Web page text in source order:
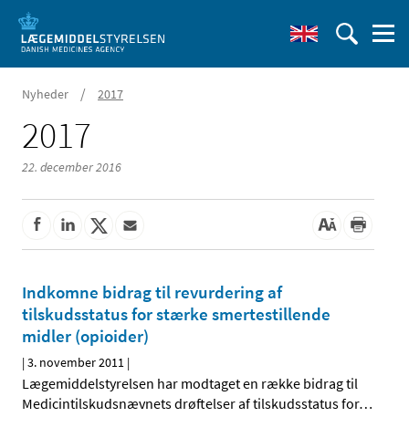
Nyheder / 2017
2017
22. december 2016
Indkomne bidrag til revurdering af
tilskudsstatus for stærke smertestillende
midler (opioider)
|3. november 2011 |
Lægemiddelstyrelsen har modtaget en række bidrag til
Medicintilskudsnævnets drøftelser af tilskudsstatus for…